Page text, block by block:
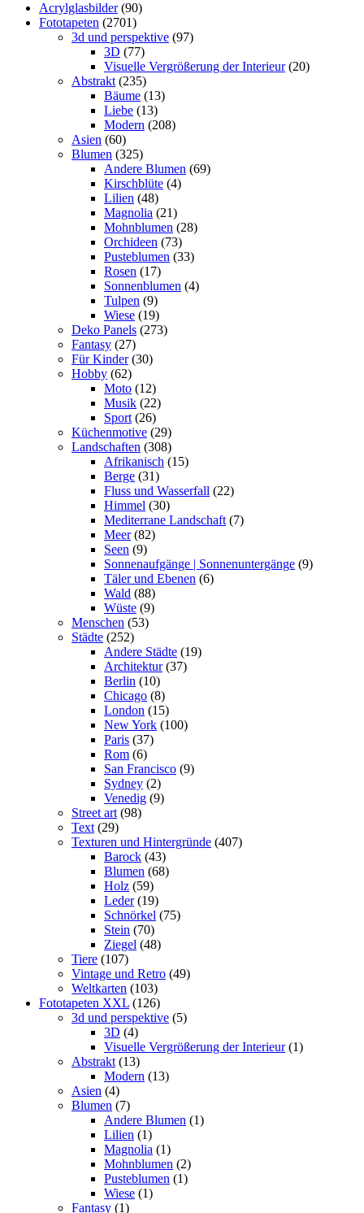
Acrylglasbilder (90)
Fototapeten (2701)
3d und perspektive (97)
3D (77)
Visuelle Vergrößerung der Interieur (20)
Abstrakt (235)
Bäume (13)
Liebe (13)
Modern (208)
Asien (60)
Blumen (325)
Andere Blumen (69)
Kirschblüte (4)
Lilien (48)
Magnolia (21)
Mohnblumen (28)
Orchideen (73)
Pusteblumen (33)
Rosen (17)
Sonnenblumen (4)
Tulpen (9)
Wiese (19)
Deko Panels (273)
Fantasy (27)
Für Kinder (30)
Hobby (62)
Moto (12)
Musik (22)
Sport (26)
Küchenmotive (29)
Landschaften (308)
Afrikanisch (15)
Berge (31)
Fluss und Wasserfall (22)
Himmel (30)
Mediterrane Landschaft (7)
Meer (82)
Seen (9)
Sonnenaufgänge | Sonnenuntergänge (9)
Täler und Ebenen (6)
Wald (88)
Wüste (9)
Menschen (53)
Städte (252)
Andere Städte (19)
Architektur (37)
Berlin (10)
Chicago (8)
London (15)
New York (100)
Paris (37)
Rom (6)
San Francisco (9)
Sydney (2)
Venedig (9)
Street art (98)
Text (29)
Texturen und Hintergründe (407)
Barock (43)
Blumen (68)
Holz (59)
Leder (19)
Schnörkel (75)
Stein (70)
Ziegel (48)
Tiere (107)
Vintage und Retro (49)
Weltkarten (103)
Fototapeten XXL (126)
3d und perspektive (5)
3D (4)
Visuelle Vergrößerung der Interieur (1)
Abstrakt (13)
Modern (13)
Asien (4)
Blumen (7)
Andere Blumen (1)
Lilien (1)
Magnolia (1)
Mohnblumen (2)
Pusteblumen (1)
Wiese (1)
Fantasy (1)